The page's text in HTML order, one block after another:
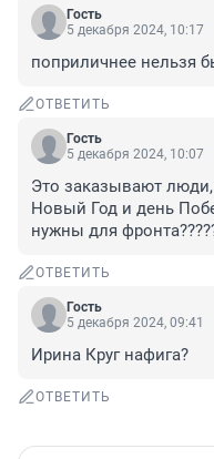
Гость
5 декабря 2024, 10:17
поприличнее нельзя
ОТВЕТИТЬ
Гость
5 декабря 2024, 10:07
Это заказывают
Новый Год и день
нужны для
ОТВЕТИТЬ
Гость
5 декабря 2024, 09:41
Ирина Круг нафига?
ОТВЕТИТЬ